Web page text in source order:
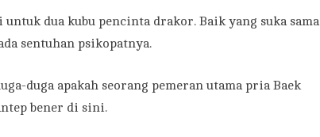
dua kubu pencinta drakor. Baik yang suka sama
sentuhan psikopatnya.
duga apakah seorang pemeran utama pria Baek
bener di sini.